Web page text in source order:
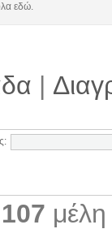
εδώ.
|
107